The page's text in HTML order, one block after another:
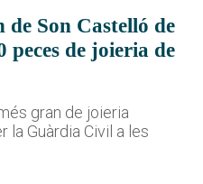
Son Castelló de
peces de joieria de
gran de joieria
la Guàrdia Civil a les